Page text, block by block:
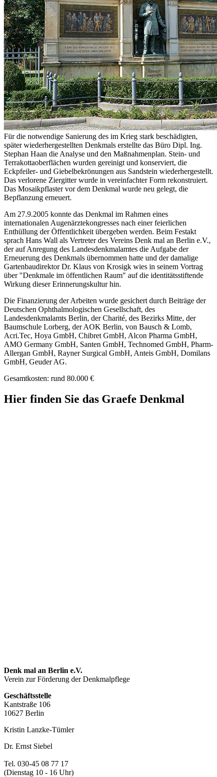
Für die notwendige Sanierung des im Krieg stark beschädigten,
später wiederhergestellten Denkmals erstellte das Büro Dipl. Ing.
Stephan Haan die Analyse und den Maßnahmenplan. Stein- und
Terrakottaoberflächen wurden gereinigt und konserviert, die
Eckpfeiler- und Giebelbekrönungen aus Sandstein wiederhergestellt.
Das verlorene Ziergitter wurde in vereinfachter Form rekonstruiert.
Das Mosaikpflaster vor dem Denkmal wurde neu gelegt, die
Bepflanzung erneuert.
Am 27.9.2005 konnte das Denkmal im Rahmen eines
internationalen Augenärztekongresses nach einer feierlichen
Enthüllung der Öffentlichkeit übergeben werden. Beim Festakt
sprach Hans Wall als Vertreter des Vereins Denk mal an Berlin e.V.,
der auf Anregung des Landesdenkmalamtes die Aufgabe der
Erneuerung des Denkmals übernommen hatte und der damalige
Gartenbaudirektor Dr. Klaus von Krosigk wies in seinem Vortrag
über "Denkmale im öffentlichen Raum" auf die identitätsstiftende
Wirkung dieser Erinnerungskultur hin.
Die Finanzierung der Arbeiten wurde gesichert durch Beiträge der
Deutschen Ophthalmologischen Gesellschaft, des
Landesdenkmalamts Berlin, der Charité, des Bezirks Mitte, der
Baumschule Lorberg, der AOK Berlin, von Bausch & Lomb,
Acri.Tec, Hoya GmbH, Chibret GmbH, Alcon Pharma GmbH,
AMO Germany GmbH, Santen GmbH, Technomed GmbH, Pharm-
Allergan GmbH, Rayner Surgical GmbH, Anteis GmbH, Domilans
GmbH, Geuder AG.
Gesamtkosten: rund 80.000 €
Hier finden Sie das Graefe Denkmal
Denk mal an Berlin e.V.
Verein zur Förderung der Denkmalpflege
Geschäftsstelle
Kantstraße 106
10627 Berlin
Kristin Lanzke-Tümler
Dr. Ernst Siebel
Tel. 030-45 08 77 17
(Dienstag 10 - 16 Uhr)